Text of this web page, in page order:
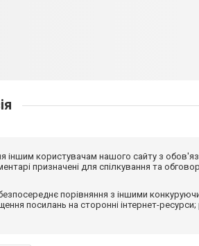
іншим користувачам нашого сайту з
призначені для спілкування та
порівняння з іншими
посилань на сторонні інтернет-